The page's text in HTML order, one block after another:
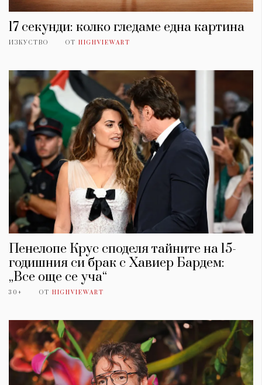
17 секунди: колко гледаме една картина
ИЗКУСТВО ОТ HIGHVIEWART
Пенелопе Крус споделя тайните на 15-
годишния си брак с Хавиер Бардем:
„Все още се уча“
30+ ОТ HIGHVIEWART